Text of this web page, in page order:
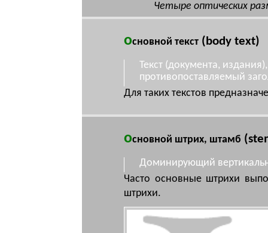
Четыре оптических
основной текст (body text)
Текст (документа,
противопоставляемый
Для таких текстов
основной штрих, штамб
Доминирующий
Часто основные штрихи
штрихи.